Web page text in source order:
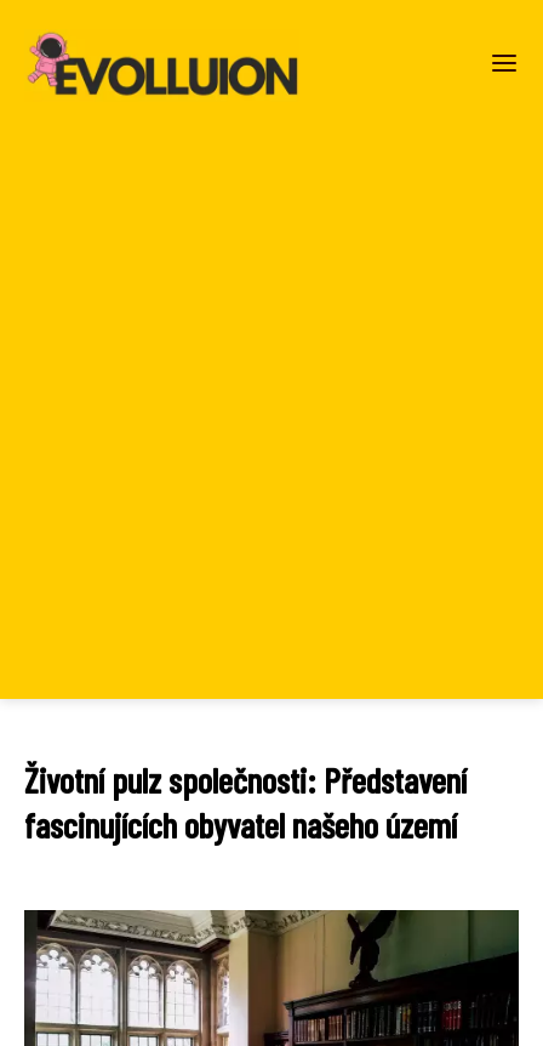
Životní pulz společnosti: Představení
fascinujících obyvatel našeho území